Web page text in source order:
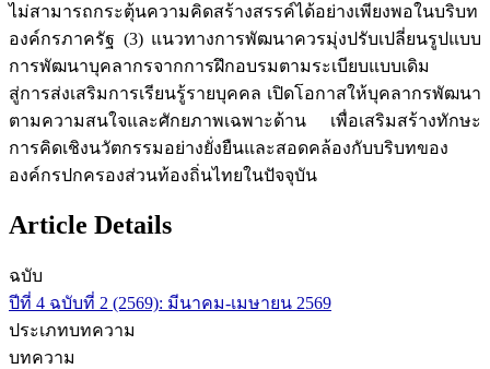
ไม่สามารถกระตุ้นความคิดสร้างสรรค์ได้อย่างเพียงพอในบริบท
องค์กรภาครัฐ (3) แนวทางการพัฒนาควรมุ่งปรับเปลี่ยนรูปแบบ
การพัฒนาบุคลากรจากการฝึกอบรมตามระเบียบแบบเดิม
สู่การส่งเสริมการเรียนรู้รายบุคคล เปิดโอกาสให้บุคลากรพัฒนา
ตามความสนใจและศักยภาพเฉพาะด้าน เพื่อเสริมสร้างทักษะ
การคิดเชิงนวัตกรรมอย่างยั่งยืนและสอดคล้องกับบริบทของ
องค์กรปกครองส่วนท้องถิ่นไทยในปัจจุบัน
Article Details
ฉบับ
ปีที่ 4 ฉบับที่ 2 (2569): มีนาคม-เมษายน 2569
ประเภทบทความ
บทความ